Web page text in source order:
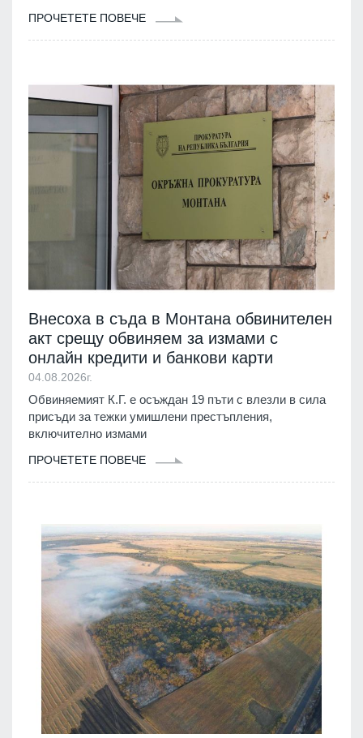
ПРОЧЕТЕТЕ ПОВЕЧЕ
Внесоха в съда в Монтана обвинителен
акт срещу обвиняем за измами с
онлайн кредити и банкови карти
04.08.2026г.
Обвиняемият К.Г. е осъждан 19 пъти с влезли в сила
присъди за тежки умишлени престъпления,
включително измами
ПРОЧЕТЕТЕ ПОВЕЧЕ